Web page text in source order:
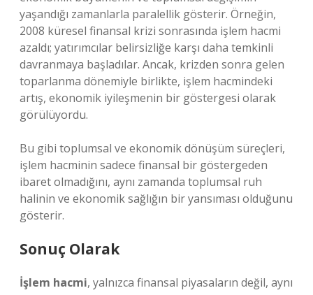
yaşandığı zamanlarla paralellik gösterir. Örneğin,
2008 küresel finansal krizi sonrasında işlem hacmi
azaldı; yatırımcılar belirsizliğe karşı daha temkinli
davranmaya başladılar. Ancak, krizden sonra gelen
toparlanma dönemiyle birlikte, işlem hacmindeki
artış, ekonomik iyileşmenin bir göstergesi olarak
görülüyordu.
Bu gibi toplumsal ve ekonomik dönüşüm süreçleri,
işlem hacminin sadece finansal bir göstergeden
ibaret olmadığını, aynı zamanda toplumsal ruh
halinin ve ekonomik sağlığın bir yansıması olduğunu
gösterir.
Sonuç Olarak
İşlem hacmi, yalnızca finansal piyasaların değil, aynı